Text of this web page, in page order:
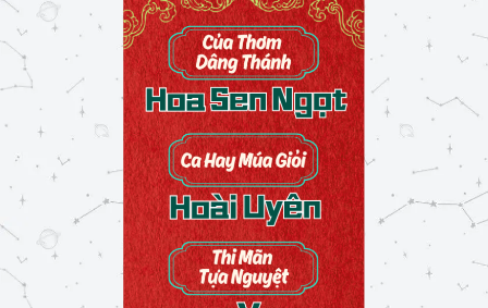
Nước Đổ 06/12/2024
Gảy Khúc Lòng 28/01/2025
Têm Ngãi Têm Tình 28/01/2025
Nước, Nhà 07/05/2025
Huệ Trắng
Càng Lắc Càng Đầy 03/07/2025
Cóc Giời Cóc Đất 06/11/2025
Tiếc Hoài Sợi Dây 09/11/2025
Cánh Chuồn